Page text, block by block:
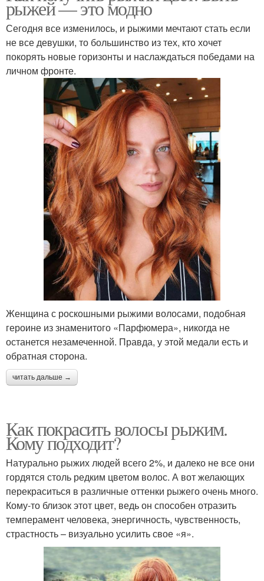
рыжей — это модно
Сегодня все изменилось, и рыжими мечтают стать если
не все девушки, то большинство из тех, кто хочет
покорять новые горизонты и наслаждаться победами на
личном фронте.
Женщина с роскошными рыжими волосами, подобная
героине из знаменитого «Парфюмера», никогда не
останется незамеченной. Правда, у этой медали есть и
обратная сторона.
читать дальше →
Как покрасить волосы рыжим.
Кому подходит?
Натурально рыжих людей всего 2%, и далеко не все они
гордятся столь редким цветом волос. А вот желающих
перекраситься в различные оттенки рыжего очень много.
Кому-то близок этот цвет, ведь он способен отразить
темперамент человека, энергичность, чувственность,
страстность – визуально усилить свое «я».